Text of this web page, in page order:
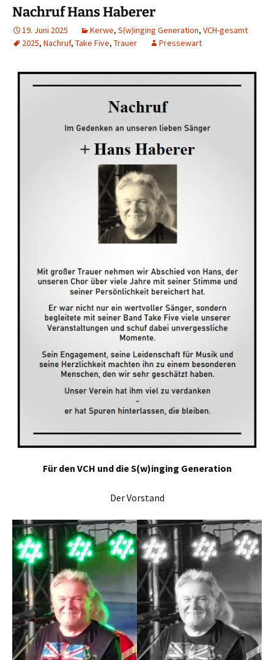
Nachruf Hans Haberer
19. Juni 2025 Kerwe, S(w)inging Generation, VCH-gesamt
2025, Nachruf, Take Five, Trauer Pressewart
Für den VCH und die S(w)inging Generation
Der Vorstand